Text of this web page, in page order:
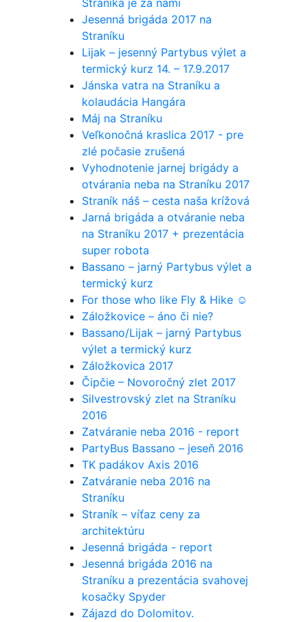
Straníka je za nami
Jesenná brigáda 2017 na
Straníku
Lijak – jesenný Partybus výlet a
termický kurz 14. – 17.9.2017
Jánska vatra na Straníku a
kolaudácia Hangára
Máj na Straníku
Veľkonočná kraslica 2017 - pre
zlé počasie zrušená
Vyhodnotenie jarnej brigády a
otvárania neba na Straníku 2017
Straník náš – cesta naša krížová
Jarná brigáda a otváranie neba
na Straníku 2017 + prezentácia
super robota
Bassano – jarný Partybus výlet a
termický kurz
For those who like Fly & Hike ☺
Záložkovice – áno či nie?
Bassano/Lijak – jarný Partybus
výlet a termický kurz
Záložkovica 2017
Čipčie – Novoročný zlet 2017
Silvestrovský zlet na Straníku
2016
Zatváranie neba 2016 - report
PartyBus Bassano – jeseň 2016
TK padákov Axis 2016
Zatváranie neba 2016 na
Straníku
Straník – víťaz ceny za
architektúru
Jesenná brigáda - report
Jesenná brigáda 2016 na
Straníku a prezentácia svahovej
kosačky Spyder
Zájazd do Dolomitov.